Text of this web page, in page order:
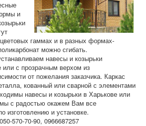
и
гаммах и в разных формах-
можно сгибать.
навесы и козырьки
или с прозрачным верхом из
от пожелания заказчика. Каркас
кованный или сварной с элементами
навесы и козырьки в Харькове или
с радостью окажем Вам все
изготовлению и установке.
570-70-90, 0966687257